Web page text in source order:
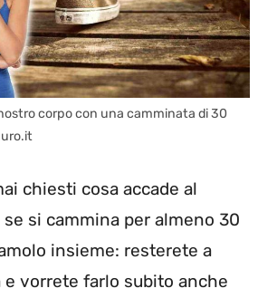
corpo con una camminata di 30
chiesti cosa accade al
si cammina per almeno 30
insieme: resterete a
e vorrete farlo subito anche